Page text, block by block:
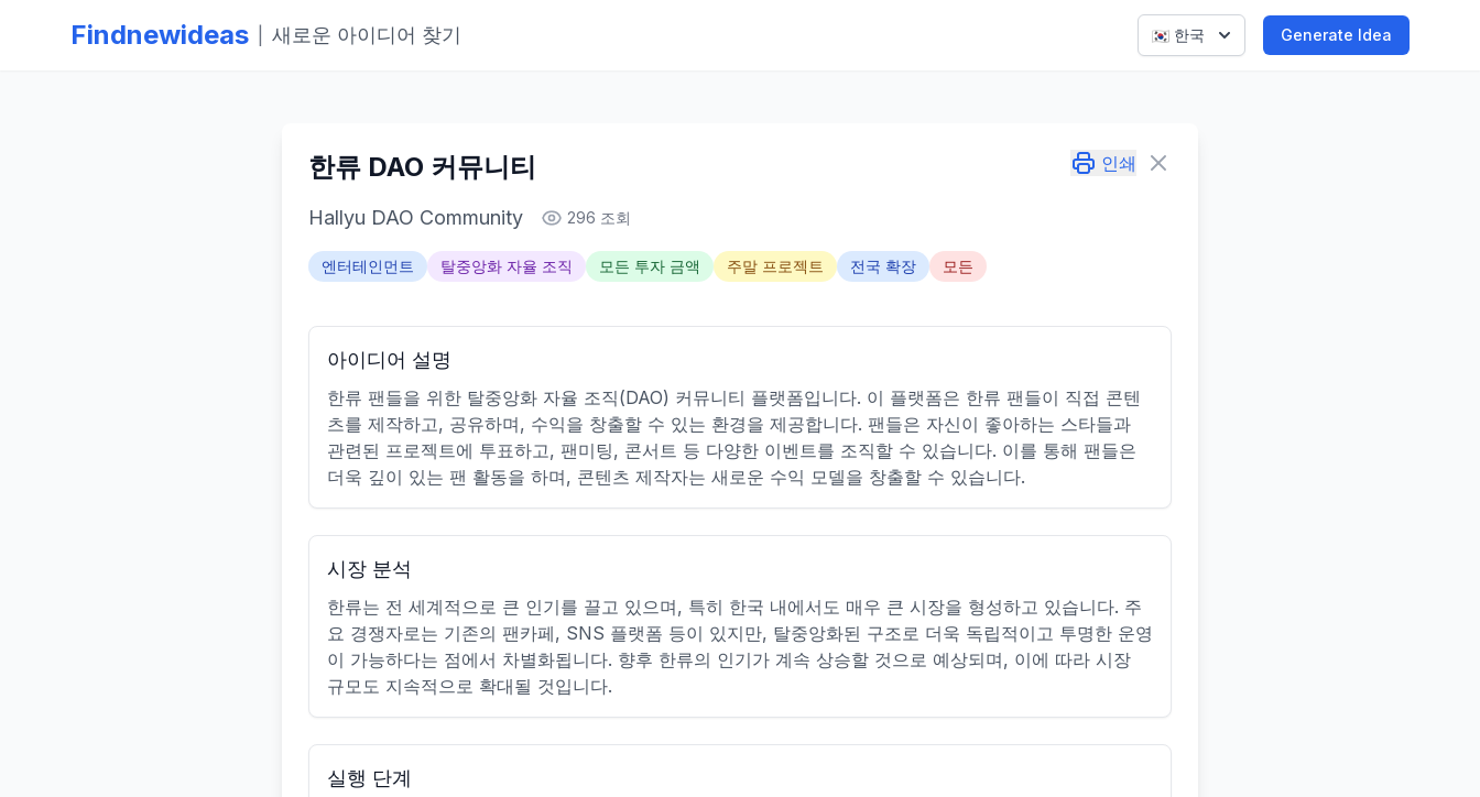
Findnewideas 새로운 아이디어 찾기 한국 Generate Idea
한류 DAO 커뮤니티 인쇄
Hallyu DAO Community 296 조회
엔터테인먼트 탈중앙화 자율 조직 모든 투자 금액 주말 프로젝트 전국 확장 모든
아이디어 설명
한류 팬들을 위한 탈중앙화 자율 조직(DAO) 커뮤니티 플랫폼입니다. 이 플랫폼은 한류 팬들이 직접 콘텐
츠를 제작하고, 공유하며, 수익을 창출할 수 있는 환경을 제공합니다. 팬들은 자신이 좋아하는 스타들과
관련된 프로젝트에 투표하고, 팬미팅, 콘서트 등 다양한 이벤트를 조직할 수 있습니다. 이를 통해 팬들은
더욱 깊이 있는 팬 활동을 하며, 콘텐츠 제작자는 새로운 수익 모델을 창출할 수 있습니다.
시장 분석
한류는 전 세계적으로 큰 인기를 끌고 있으며, 특히 한국 내에서도 매우 큰 시장을 형성하고 있습니다. 주
요 경쟁자로는 기존의 팬카페, SNS 플랫폼 등이 있지만, 탈중앙화된 구조로 더욱 독립적이고 투명한 운영
이 가능하다는 점에서 차별화됩니다. 향후 한류의 인기가 계속 상승할 것으로 예상되며, 이에 따라 시장
규모도 지속적으로 확대될 것입니다.
실행 단계